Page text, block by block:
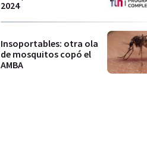
2024
Insoportables: otra ola
de mosquitos copó el
AMBA